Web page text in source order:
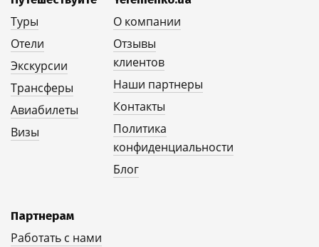
Туры
Отели
Экскурсии
Трансферы
Авиабилеты
Визы
О компании
Отзывы
клиентов
Наши партнеры
Контакты
Политика
конфиденциальности
Блог
Партнерам
Работать с нами